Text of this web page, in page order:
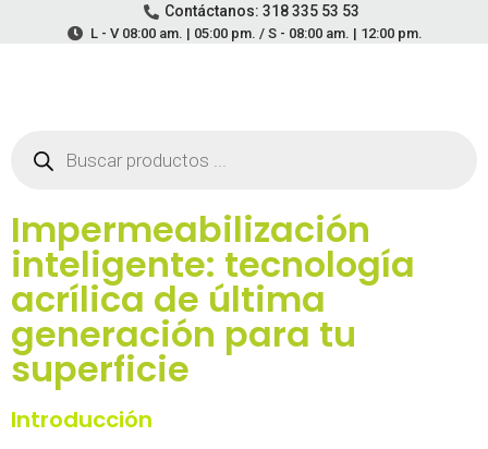
Contáctanos: 318 335 53 53
L - V 08:00 am. | 05:00 pm. / S - 08:00 am. | 12:00 pm.
Impermeabilización
inteligente: tecnología
acrílica de última
generación para tu
superficie
Introducción